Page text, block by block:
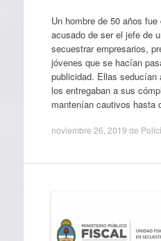
Un hombre de 50 años
acusado de ser el jefe de
secuestrar empresarios,
jóvenes que se hacían
publicidad. Ellas
los entregaban a sus
mantenían cautivos hasta
noviembre 26, 2019 de